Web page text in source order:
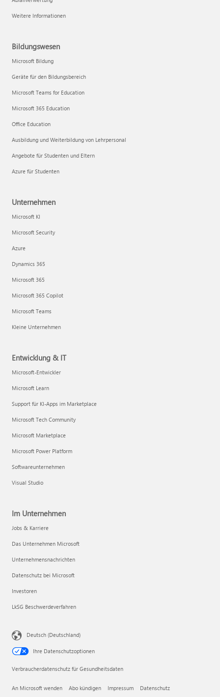
Weitere Informationen
Bildungswesen
Microsoft Bildung
Geräte für den Bildungsbereich
Microsoft Teams for Education
Microsoft 365 Education
Office Education
Ausbildung und Weiterbildung von Lehrpersonal
Angebote für Studenten und Eltern
Azure für Studenten
Unternehmen
Microsoft KI
Microsoft Security
Azure
Dynamics 365
Microsoft 365
Microsoft 365 Copilot
Microsoft Teams
Kleine Unternehmen
Entwicklung & IT
Microsoft-Entwickler
Microsoft Learn
Support für KI-Apps im Marketplace
Microsoft Tech Community
Microsoft Marketplace
Microsoft Power Platform
Softwareunternehmen
Visual Studio
Im Unternehmen
Jobs & Karriere
Das Unternehmen Microsoft
Unternehmensnachrichten
Datenschutz bei Microsoft
Investoren
LkSG Beschwerdeverfahren
Deutsch (Deutschland)
Ihre Datenschutzoptionen
Verbraucherdatenschutz für Gesundheitsdaten
An Microsoft wenden Abo kündigen Impressum Datenschutz